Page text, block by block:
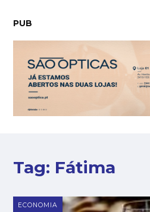
PUB
Tag: Fátima
ECONOMIA